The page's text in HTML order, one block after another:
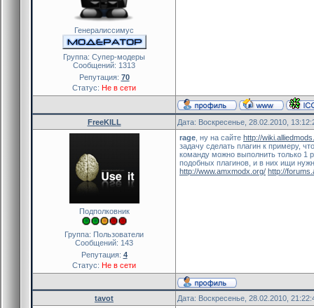
Генералиссимус
Группа: Cупер-модеры
Сообщений: 1313
Репутация: 70
Статус: Не в сети
FreeKILL Дата: Воскресенье, 28.02.2010,
Подполковник
Группа: Пользователи
Сообщений: 143
Репутация: 4
Статус: Не в сети
rage , ну на сайте http://
задачу сделать плагин к примеру,
команду можно выполнить только 1
подобных плагинов, и в них ищи
http://www.amxmodx.org/ http://
tavot Дата: Воскресенье, 28.02.2010,